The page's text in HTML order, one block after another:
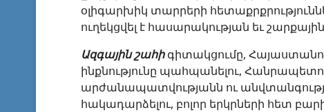
օլիգարխիկ տարրերի
ուղեկցվել է հասարակության եւ
Ազգային շահիգիտակցումը,
ինքնությունը պահպանելու,
արժանապատվությանն ու
հակադարձելու, բոլոր երկրների հետ